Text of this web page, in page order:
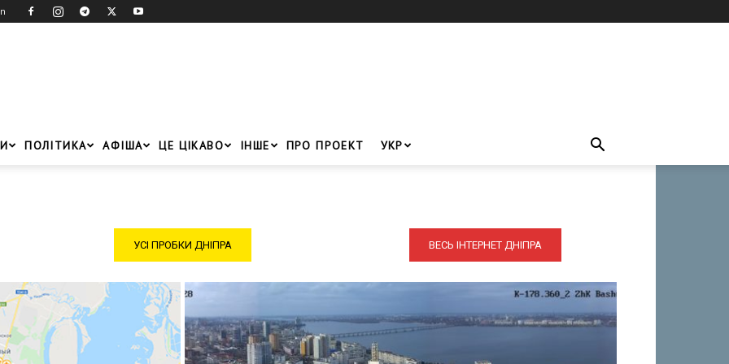
ПОЛІТИКА АФІША ЦЕ ЦІКАВО ІНШЕ ПРО ПРОЕКТ УКР
УСІ ПРОБКИ ДНІПРА ВЕСЬ ІНТЕРНЕТ ДНІПРА